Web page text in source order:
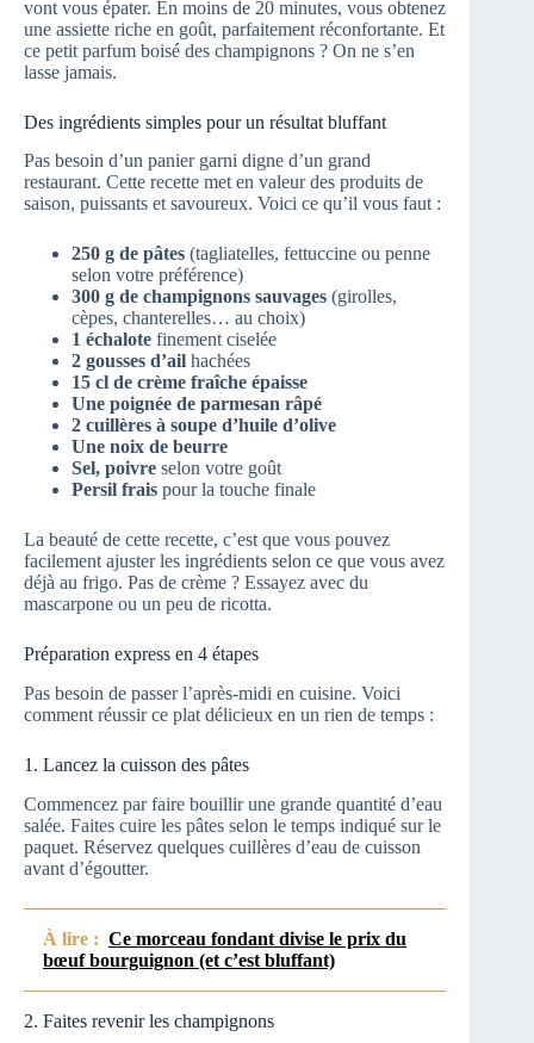
vont vous épater. En moins de 20 minutes, vous obtenez
une assiette riche en goût, parfaitement réconfortante. Et
ce petit parfum boisé des champignons ? On ne s’en
lasse jamais.
Des ingrédients simples pour un résultat bluffant
Pas besoin d’un panier garni digne d’un grand
restaurant. Cette recette met en valeur des produits de
saison, puissants et savoureux. Voici ce qu’il vous faut :
250 g de pâtes (tagliatelles, fettuccine ou penne
selon votre préférence)
300 g de champignons sauvages (girolles,
cèpes, chanterelles… au choix)
1 échalote finement ciselée
2 gousses d’ail hachées
15 cl de crème fraîche épaisse
Une poignée de parmesan râpé
2 cuillères à soupe d’huile d’olive
Une noix de beurre
Sel, poivre selon votre goût
Persil frais pour la touche finale
La beauté de cette recette, c’est que vous pouvez
facilement ajuster les ingrédients selon ce que vous avez
déjà au frigo. Pas de crème ? Essayez avec du
mascarpone ou un peu de ricotta.
Préparation express en 4 étapes
Pas besoin de passer l’après-midi en cuisine. Voici
comment réussir ce plat délicieux en un rien de temps :
1. Lancez la cuisson des pâtes
Commencez par faire bouillir une grande quantité d’eau
salée. Faites cuire les pâtes selon le temps indiqué sur le
paquet. Réservez quelques cuillères d’eau de cuisson
avant d’égoutter.
À lire : Ce morceau fondant divise le prix du
bœuf bourguignon (et c’est bluffant)
2. Faites revenir les champignons